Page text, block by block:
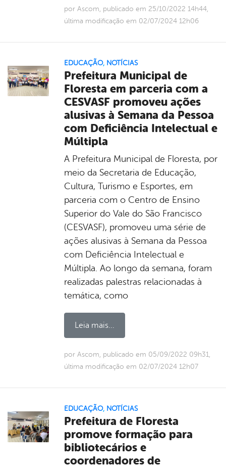
por Ascom, publicado em 25/10/2022 14h44,
última modificação em 02/07/2024 12h06
EDUCAÇÃO, NOTÍCIAS
Prefeitura Municipal de
Floresta em parceria com a
CESVASF promoveu ações
alusivas à Semana da Pessoa
com Deficiência Intelectual e
Múltipla
A Prefeitura Municipal de Floresta, por
meio da Secretaria de Educação,
Cultura, Turismo e Esportes, em
parceria com o Centro de Ensino
Superior do Vale do São Francisco
(CESVASF), promoveu uma série de
ações alusivas à Semana da Pessoa
com Deficiência Intelectual e
Múltipla. Ao longo da semana, foram
realizadas palestras relacionadas à
temática, como
Leia mais...
por Ascom, publicado em 05/09/2022 09h31,
última modificação em 02/07/2024 12h07
EDUCAÇÃO, NOTÍCIAS
Prefeitura de Floresta
promove formação para
bibliotecários e
coordenadores de